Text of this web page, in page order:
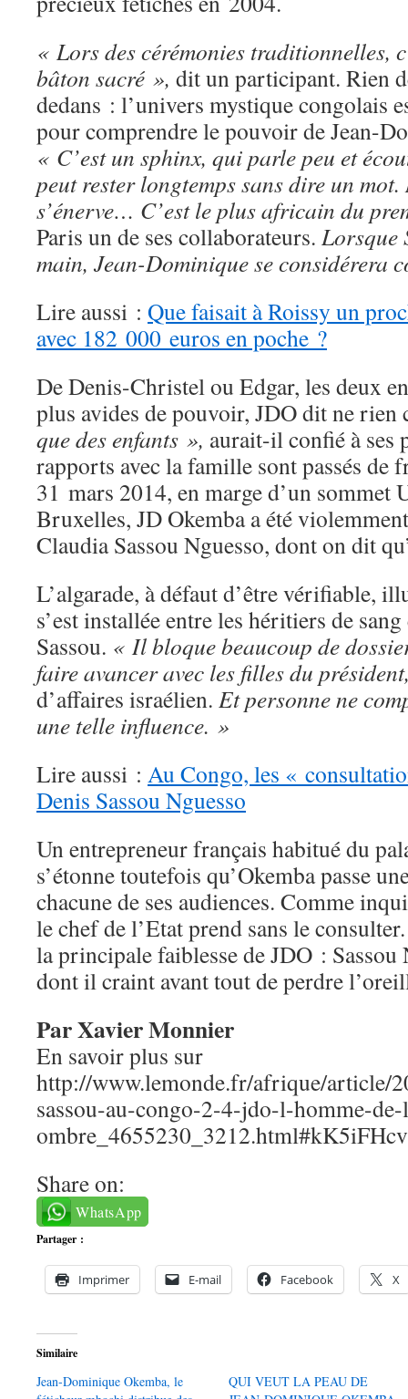
« Lors des cérémonies traditionnelles,
bâton sacré », dit un participant. Rien
dedans : l’univers mystique congolais
pour comprendre le pouvoir de Jean-
« C’est un sphinx, qui parle peu et
peut rester longtemps sans dire un
s’énerve… C’est le plus africain du
Paris un de ses collaborateurs. Lorsque
main, Jean-Dominique se considérera
Lire aussi : Que faisait à Roissy un
avec 182 000 euros en poche ?
De Denis-Christel ou Edgar, les deux
plus avides de pouvoir, JDO dit ne
que des enfants », aurait-il confié à ses
rapports avec la famille sont passés de
31 mars 2014, en marge d’un sommet
Bruxelles, JD Okemba a été
Claudia Sassou Nguesso, dont on dit
L’algarade, à défaut d’être vérifiable,
s’est installée entre les héritiers de
Sassou. « Il bloque beaucoup de
faire avancer avec les filles du
d’affaires israélien. Et personne ne
une telle influence. »
Lire aussi : Au Congo, les «
Denis Sassou Nguesso
Un entrepreneur français habitué du
s’étonne toutefois qu’Okemba passe
chacune de ses audiences. Comme
le chef de l’Etat prend sans le
la principale faiblesse de JDO : Sassou
dont il craint avant tout de perdre
Par Xavier Monnier
En savoir plus sur
http://www.lemonde.fr/afrique/article/
sassou-au-congo-2-4-jdo-l-homme-
Share on:
WhatsApp
Partager :
Imprimer E-mail Facebook X
Similaire
Jean-Dominique Okemba, le
QUI VEUT LA PEAU DE